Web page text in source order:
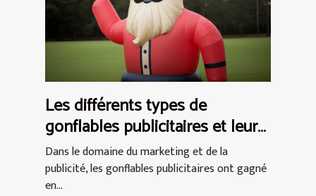
Les différents types de
gonflables publicitaires et leurs
utilisations
Dans le domaine du marketing et de la
publicité, les gonflables publicitaires ont gagné
en...